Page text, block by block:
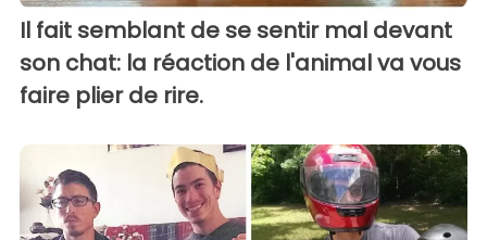
Il fait semblant de se sentir mal devant
son chat: la réaction de l'animal va vous
faire plier de rire.